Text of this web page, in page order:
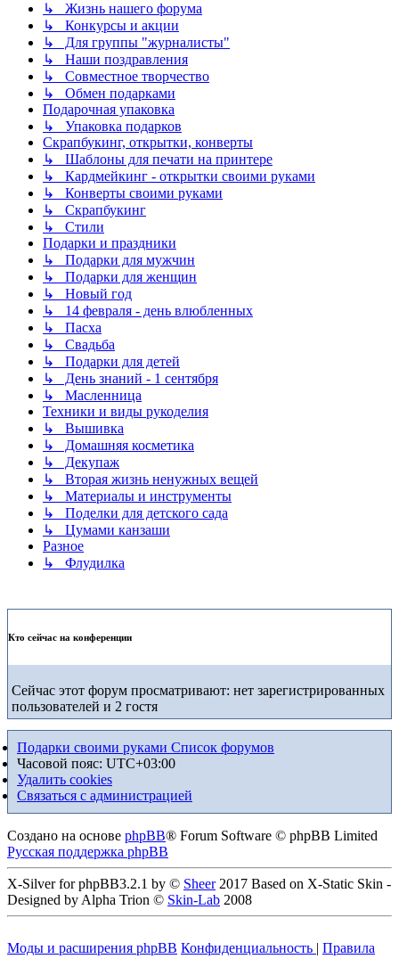
↳ Жизнь нашего форума
↳ Конкурсы и акции
↳ Для группы "журналисты"
↳ Наши поздравления
↳ Совместное творчество
↳ Обмен подарками
Подарочная упаковка
↳ Упаковка подарков
Скрапбукинг, открытки, конверты
↳ Шаблоны для печати на принтере
↳ Кардмейкинг - открытки своими руками
↳ Конверты своими руками
↳ Скрапбукинг
↳ Стили
Подарки и праздники
↳ Подарки для мужчин
↳ Подарки для женщин
↳ Новый год
↳ 14 февраля - день влюбленных
↳ Пасха
↳ Свадьба
↳ Подарки для детей
↳ День знаний - 1 сентября
↳ Масленница
Техники и виды рукоделия
↳ Вышивка
↳ Домашняя косметика
↳ Декупаж
↳ Вторая жизнь ненужных вещей
↳ Материалы и инструменты
↳ Поделки для детского сада
↳ Цумами канзаши
Разное
↳ Флудилка
Кто сейчас на конференции
Сейчас этот форум просматривают: нет зарегистрированных
пользователей и 2 гостя
Подарки своими руками Список форумов
Часовой пояс: UTC+03:00
Удалить cookies
Связаться с администрацией
Создано на основе phpBB® Forum Software © phpBB Limited
Русская поддержка phpBB
X-Silver for phpBB3.2.1 by © Sheer2017 Based on X-Static Skin -
Designed by Alpha Trion © Skin-Lab 2008
Моды и расширения phpBB Конфиденциальность | Правила